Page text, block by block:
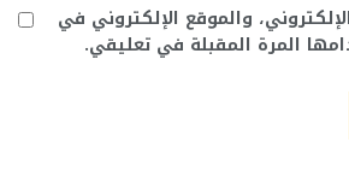
والموقع الإلكتروني في
المرة المقبلة في تعليقي.